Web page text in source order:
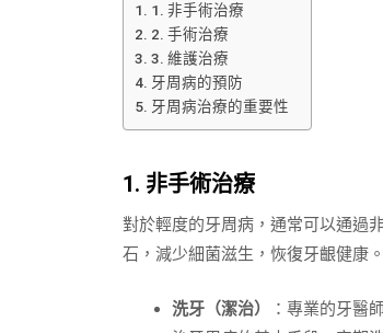
1. 非手術治療
2. 手術治療
3. 維護治療
牙周病的預防
牙周病治療的重要性
1. 非手術治療
對於輕度的牙周病，通常可以通過
石，減少細菌滋生，恢復牙齦健康
洗牙（潔治）
：專業的牙醫